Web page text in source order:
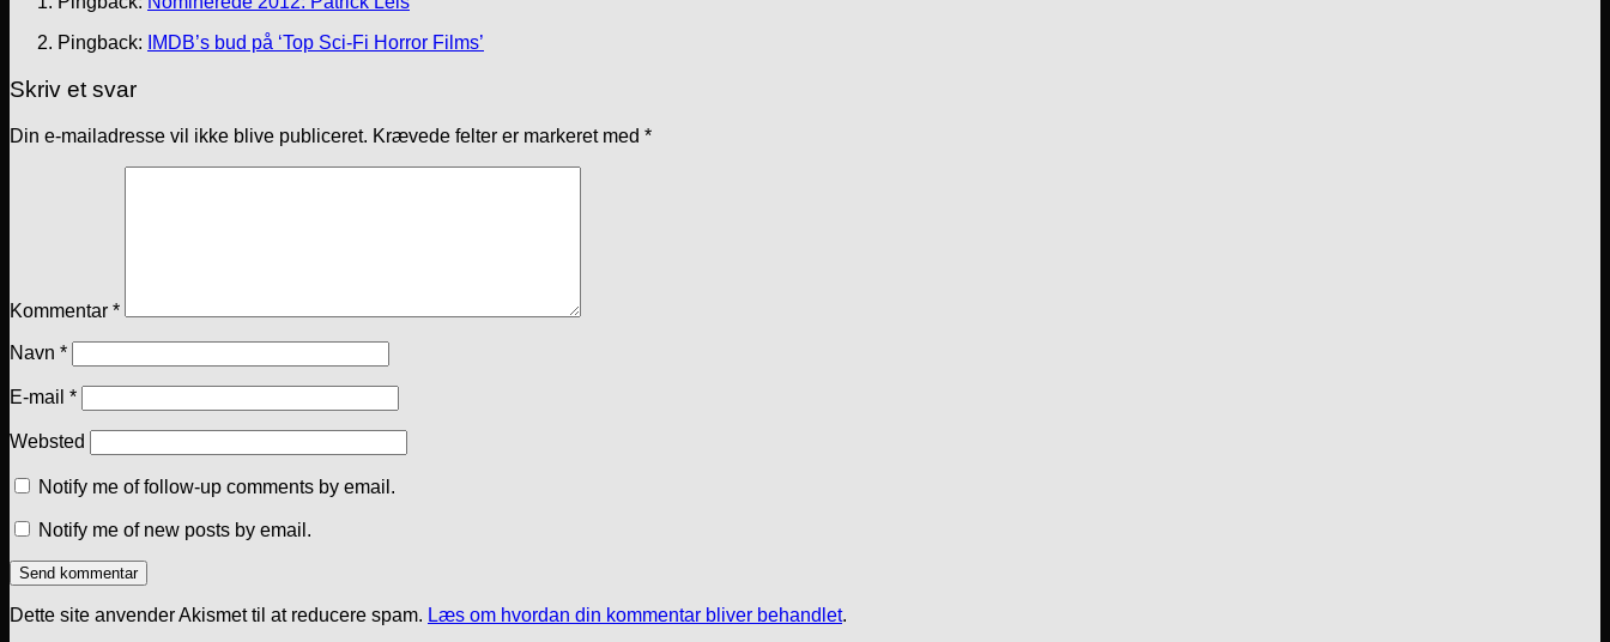
Pingback:
IMDB’s bud på ‘Top Sci-Fi Horror Films’
Skriv et svar
Din e-mailadresse vil ikke blive publiceret. Krævede felter er markeret med *
Kommentar *
Navn *
E-mail *
Websted
Notify me of follow-up comments by email.
Notify me of new posts by email.
Dette site anvender Akismet til at reducere spam. Læs om hvordan din kommentar bliver behandlet.